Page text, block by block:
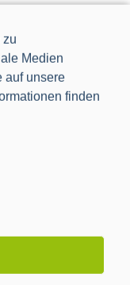
zu
Medien
auf unsere
finden